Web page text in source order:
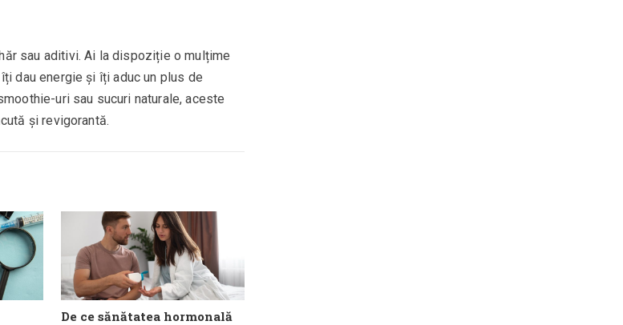
sau aditivi. Ai la dispoziție o mulțime
dau energie și îți aduc un plus de
uri sau sucuri naturale, aceste
și revigorantă.
De ce sănătatea hormonală